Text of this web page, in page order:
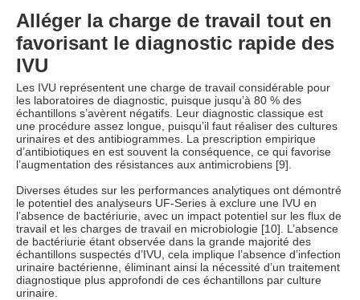
Alléger la charge de travail tout en
favorisant le diagnostic rapide des
IVU
Les IVU représentent une charge de travail considérable pour
les laboratoires de diagnostic, puisque jusqu’à 80 % des
échantillons s’avèrent négatifs. Leur diagnostic classique est
une procédure assez longue, puisqu’il faut réaliser des cultures
urinaires et des antibiogrammes. La prescription empirique
d’antibiotiques en est souvent la conséquence, ce qui favorise
l’augmentation des résistances aux antimicrobiens [9].
Diverses études sur les performances analytiques ont démontré
le potentiel des analyseurs UF-Series à exclure une IVU en
l’absence de bactériurie, avec un impact potentiel sur les flux de
travail et les charges de travail en microbiologie [10]. L’absence
de bactériurie étant observée dans la grande majorité des
échantillons suspectés d’IVU, cela implique l’absence d’infection
urinaire bactérienne, éliminant ainsi la nécessité d’un traitement
diagnostique plus approfondi de ces échantillons par culture
urinaire.